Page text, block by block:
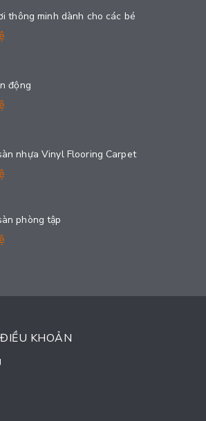
thông minh dành cho các bé
động
nhựa Vinyl Flooring Carpet
phòng tập
KHOẢN